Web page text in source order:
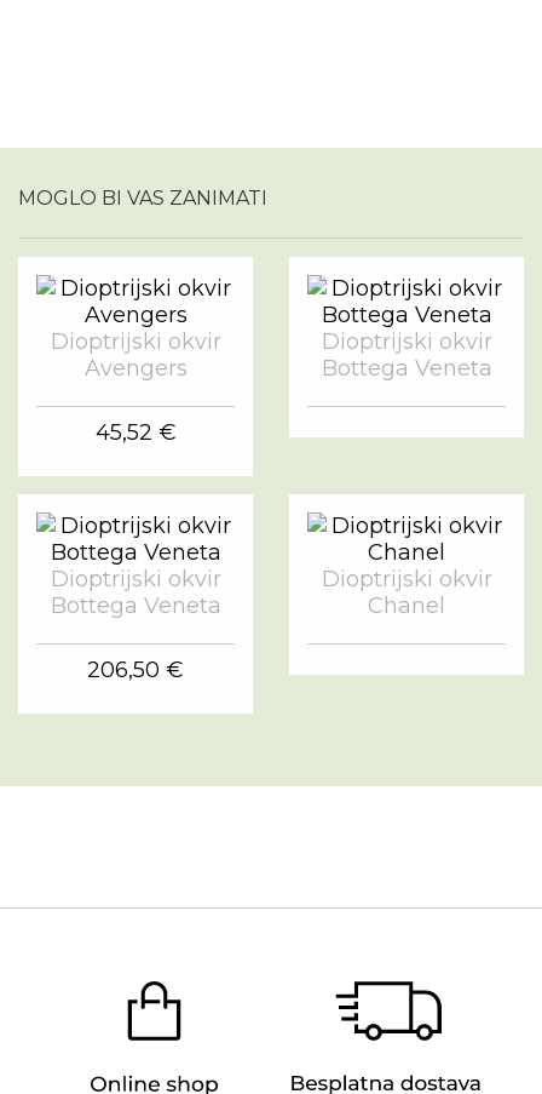
MOGLO BI VAS ZANIMATI
Dioptrijski okvir
Avengers
45,52 €
Dioptrijski okvir
Bottega Veneta
Dioptrijski okvir
Bottega Veneta
206,50 €
Dioptrijski okvir
Chanel